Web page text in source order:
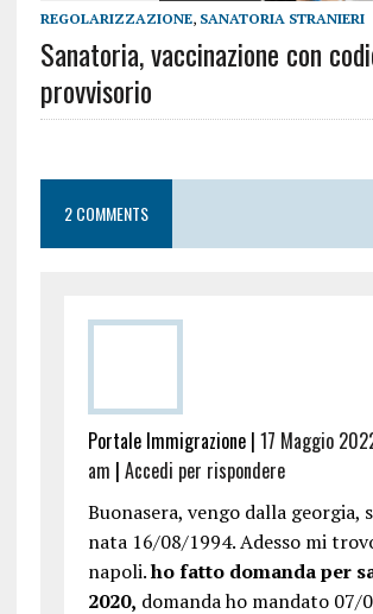
REGOLARIZZAZIONE, SANATORIA STRANIERI
Sanatoria, vaccinazione con
provvisorio
2 COMMENTS
Portale Immigrazione| 17 Maggio
am | Accedi per rispondere
Buonasera, vengo dalla georgia,
nata 16/08/1994. Adesso mi
napoli.ho fatto domanda per
2020, domanda ho mandato 07/